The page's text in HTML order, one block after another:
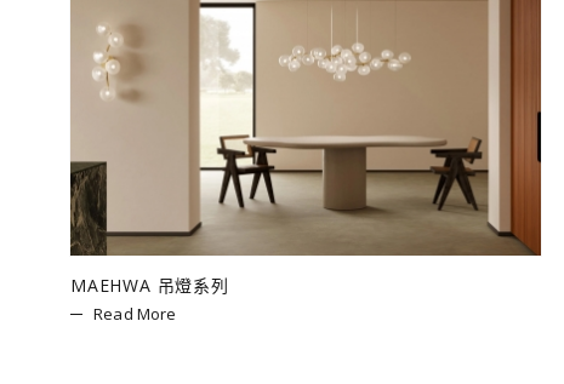
MAEHWA 吊燈系列
Read More